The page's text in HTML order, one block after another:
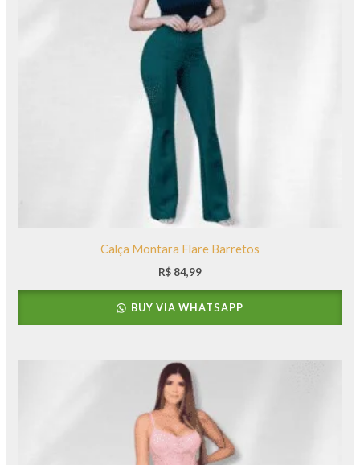
Calça Montara Flare Barretos
R$ 84,99
BUY VIA WHATSAPP